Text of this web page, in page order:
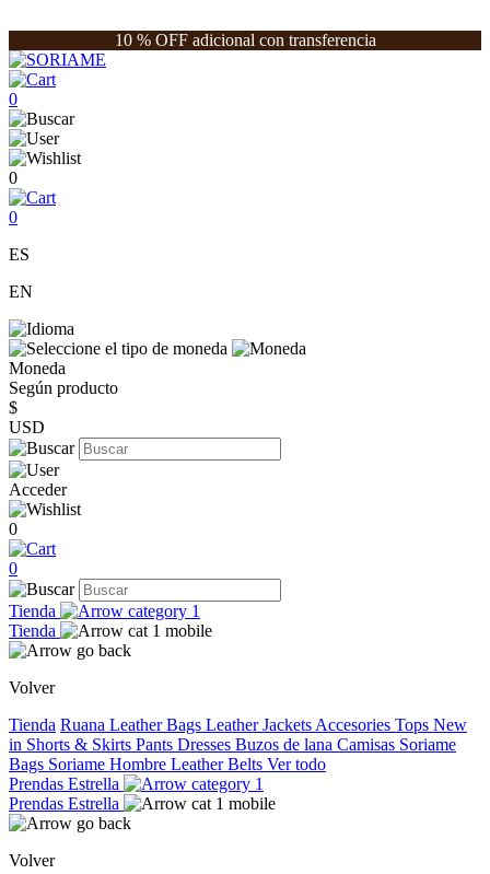
10 % OFF adicional con transferencia
0
0
0
ES
EN
Moneda
Según producto
$
USD
Acceder
0
0
Tienda
Tienda
Volver
Tienda Ruana Leather Bags Leather Jackets Accesories Tops New
in Shorts & Skirts Pants Dresses Buzos de lana Camisas Soriame
Bags Soriame Hombre Leather Belts Ver todo
Prendas Estrella
Prendas Estrella
Volver